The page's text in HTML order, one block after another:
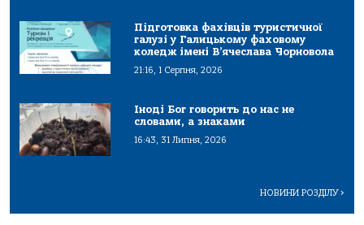
Підготовка фахівців туристичної
галузі у Галицькому фаховому
коледж імені В’ячеслава Чорновола
21:16, 1 Серпня, 2026
Іноді Бог говорить до нас не
словами, а знаками
16:43, 31 Липня, 2026
НОВИНИ РОЗДІЛУ>